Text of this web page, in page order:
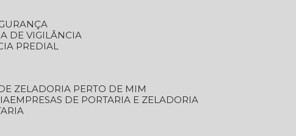
DE VIGILÂNCIA
PREDIAL
DE ZELADORIA PERTO DE MIM
EMPRESAS DE PORTARIA E ZELADORIA